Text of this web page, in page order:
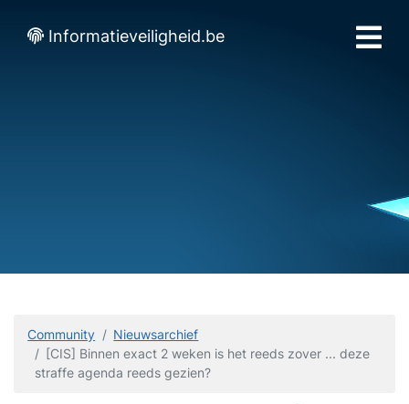
Informatieveiligheid.be
Community
Nieuwsarchief
[CIS] Binnen exact 2 weken is het reeds zover ... deze
straffe agenda reeds gezien?